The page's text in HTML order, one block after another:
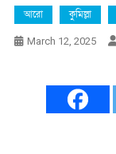
আরো কুমিল্লা
March 12, 2025